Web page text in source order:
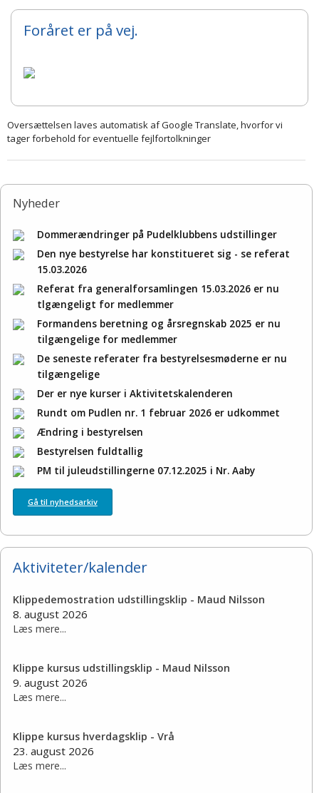
Foråret er på vej.
Oversættelsen laves automatisk af Google Translate, hvorfor vi
tager forbehold for eventuelle fejlfortolkninger
Nyheder
Dommerændringer på Pudelklubbens udstillinger
Den nye bestyrelse har konstitueret sig - se referat
15.03.2026
Referat fra generalforsamlingen 15.03.2026 er nu
tlgængeligt for medlemmer
Formandens beretning og årsregnskab 2025 er nu
tilgængelige for medlemmer
De seneste referater fra bestyrelsesmøderne er nu
tilgængelige
Der er nye kurser i Aktivitetskalenderen
Rundt om Pudlen nr. 1 februar 2026 er udkommet
Ændring i bestyrelsen
Bestyrelsen fuldtallig
PM til juleudstillingerne 07.12.2025 i Nr. Aaby
Gå til nyhedsarkiv
Aktiviteter/kalender
Klippedemostration udstillingsklip - Maud Nilsson
8. august 2026
Læs mere...
Klippe kursus udstillingsklip - Maud Nilsson
9. august 2026
Læs mere...
Klippe kursus hverdagsklip - Vrå
23. august 2026
Læs mere...